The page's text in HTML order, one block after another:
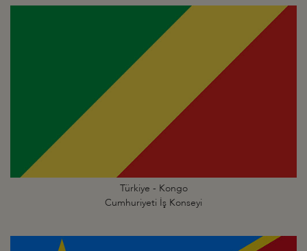
Türkiye - Kongo
Cumhuriyeti İş Konseyi